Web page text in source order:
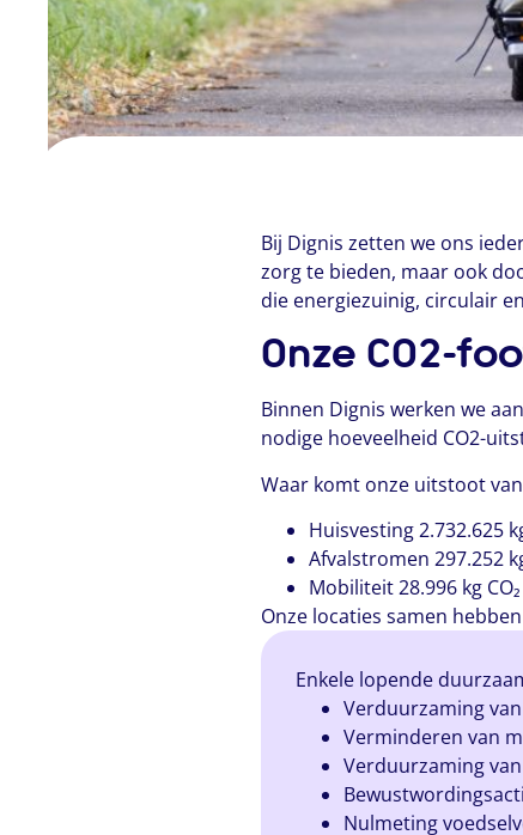
Bij Dignis zetten we ons
zorg te bieden, maar ook
die energiezuinig, circulair
Onze CO2-
Binnen Dignis werken we
nodige hoeveelheid CO2-
Waar komt onze uitstoot
Huisvesting 2.732.625
Afvalstromen 297.252
Mobiliteit 28.996 kg
Onze locaties samen
Enkele lopende
Verduurzaming
Verminderen van
Verduurzaming
Nulmeting